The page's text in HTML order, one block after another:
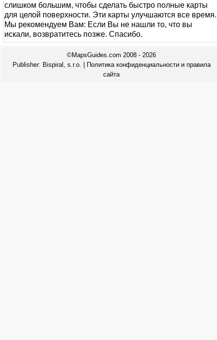
слишком большим, чтобы сделать быстро полные карты
для целой поверхности. Эти карты улучшаются все время.
Мы рекомендуем Вам: Если Вы не нашли то, что вы
искали, возвратитесь позже. Спасибо.
©MapsGuides.com 2008 - 2026
Publisher: Bispiral, s.r.o.
Политика конфиденциальности и правила
сайта